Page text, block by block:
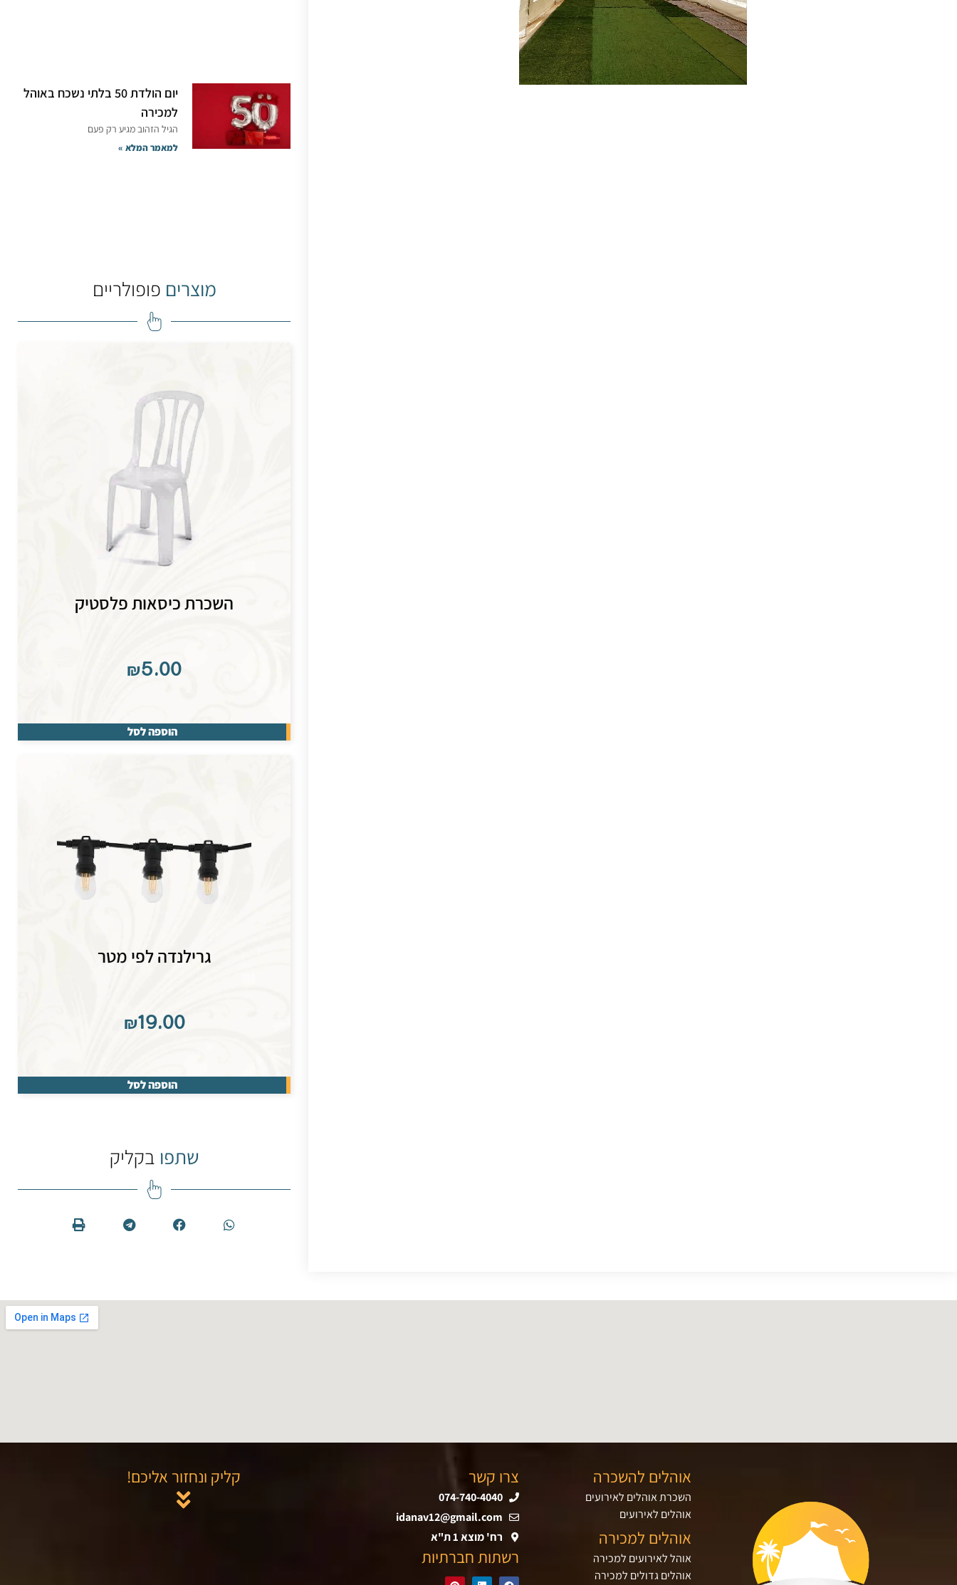
יום הולדת 50 בלתי נשכח באוהל
למכירה
הגיל הזהוב מגיע רק פעם
למאמר המלא »
מוצרים פופולריים
השכרת כיסאות פלסטיק
₪5.00
הוספה לסל
גרילנדה לפי מטר
₪19.00
הוספה לסל
שתפו בקליק
אוהלים להשכרה
השכרת אוהלים לאירועים
אוהלים לאירועים
אוהלים למכירה
אוהל לאירועים למכירה
אוהלים גדולים למכירה
צרו קשר
074-740-4040
idanav12@gmail.com
רח' מוצא 1 ת"א
רשתות חברתיות
קליק ונחזור אליכם!